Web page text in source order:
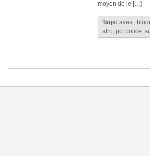
moyen de le […]
Tags: avast,
afro, pc, police,